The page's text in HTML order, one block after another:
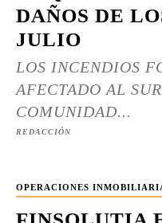
DAÑOS DE
JULIO
LOS INCENDIOS
AFECTADO AL
COMUNIDAD...
REDACCIÓN
OPERACIONES